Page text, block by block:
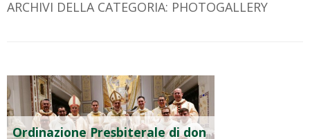
ARCHIVI DELLA CATEGORIA: PHOTOGALLERY
Ordinazione Presbiterale di don